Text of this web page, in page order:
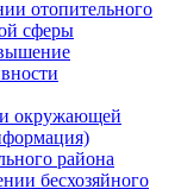
отопительного
сферы
окружающей
района
бесхозяйного